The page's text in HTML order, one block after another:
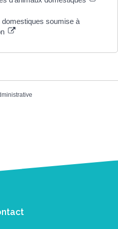
soumise à